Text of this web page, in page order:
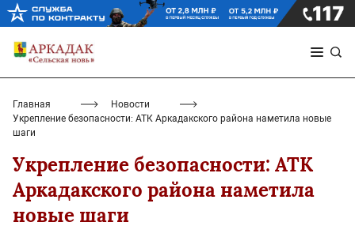
Главная
Новости
Укрепление безопасности: АТК Аркадакского района наметила новые
шаги
Укрепление безопасности: АТК
Аркадакского района наметила
новые шаги